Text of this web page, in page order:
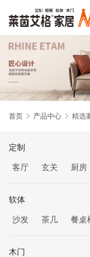
首页 产品中心 精选
定制
客厅
玄关 厨房
软体
沙发
茶几 餐桌
木门